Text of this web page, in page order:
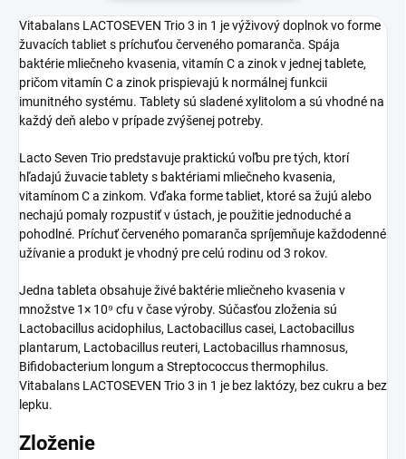
Vitabalans LACTOSEVEN Trio 3 in 1 je výživový doplnok vo forme
žuvacích tabliet s príchuťou červeného pomaranča. Spája
baktérie mliečneho kvasenia, vitamín C a zinok v jednej tablete,
pričom vitamín C a zinok prispievajú k normálnej funkcii
imunitného systému. Tablety sú sladené xylitolom a sú vhodné na
každý deň alebo v prípade zvýšenej potreby.
Lacto Seven Trio predstavuje praktickú voľbu pre tých, ktorí
hľadajú žuvacie tablety s baktériami mliečneho kvasenia,
vitamínom C a zinkom. Vďaka forme tabliet, ktoré sa žujú alebo
nechajú pomaly rozpustiť v ústach, je použitie jednoduché a
pohodlné. Príchuť červeného pomaranča spríjemňuje každodenné
užívanie a produkt je vhodný pre celú rodinu od 3 rokov.
Jedna tableta obsahuje živé baktérie mliečneho kvasenia v
množstve 1× 10⁹ cfu v čase výroby. Súčasťou zloženia sú
Lactobacillus acidophilus, Lactobacillus casei, Lactobacillus
plantarum, Lactobacillus reuteri, Lactobacillus rhamnosus,
Bifidobacterium longum a Streptococcus thermophilus.
Vitabalans LACTOSEVEN Trio 3 in 1 je bez laktózy, bez cukru a bez
lepku.
Zloženie